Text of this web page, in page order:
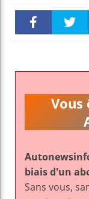
k
Vous
biais d'un
Sans vous,